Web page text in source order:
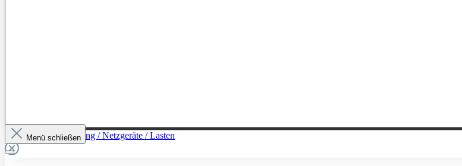
Zur Kategorie: Leistung / Netzgeräte / Lasten
Menü schließen